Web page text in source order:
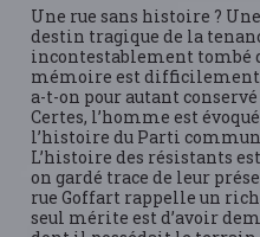
Une rue sans histoire ?
destin tragique de la
incontestablement tombé
mémoire est difficilement
a-t-on pour autant
Certes, l’homme est
l’histoire du Parti
L’histoire des résistants
on gardé trace de leur
rue Goffart rappelle un
seul mérite est d’avoir